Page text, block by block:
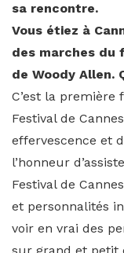
sa rencontre.
Vous étiez à
des marches du
de Woody Allen.
C’est la première
Festival de
effervescence et
l’honneur
Festival de
et personnalités
voir en vrai des